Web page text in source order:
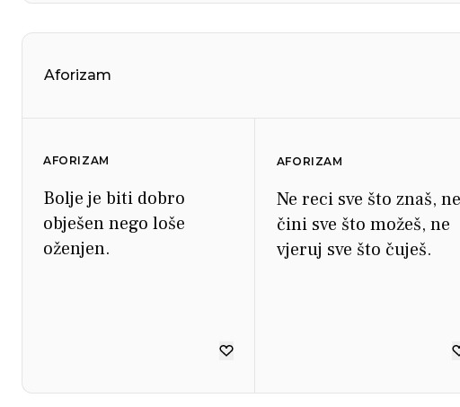
Aforizam
AFORIZAM
Bolje je biti dobro
obješen nego loše
oženjen.
AFORIZAM
Ne reci sve što znaš, ne
čini sve što možeš, ne
vjeruj sve što čuješ.